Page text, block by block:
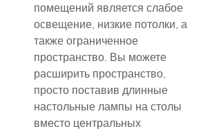
помещений является слабое
освещение, низкие потолки, а
также ограниченное
пространство. Вы можете
расширить пространство,
просто поставив длинные
настольные лампы на столы
вместо центральных